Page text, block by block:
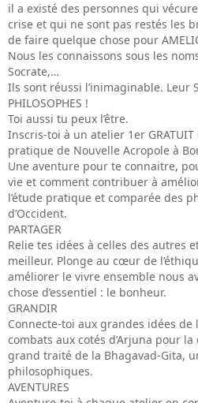
il a existé des personnes qui
crise et qui ne sont pas restés les
de faire quelque chose pour
Nous les connaissons sous les
Socrate,…
Ils sont réussi l’inimaginable. Leur
PHILOSOPHES !
Toi aussi tu peux l’être.
Inscris-toi à un atelier 1er
pratique de Nouvelle Acropole à
Une aventure pour te connaitre,
vie et comment contribuer à
l’étude pratique et comparée des
d’Occident.
PARTAGER
Relie tes idées à celles des autres
meilleur. Plonge au cœur de
améliorer le vivre ensemble nous
chose d’essentiel : le bonheur.
GRANDIR
Connecte-toi aux grandes idées de
combats aux cotés d’Arjuna pour
grand traité de la Bhagavad-Gita,
philosophiques.
AVENTURES